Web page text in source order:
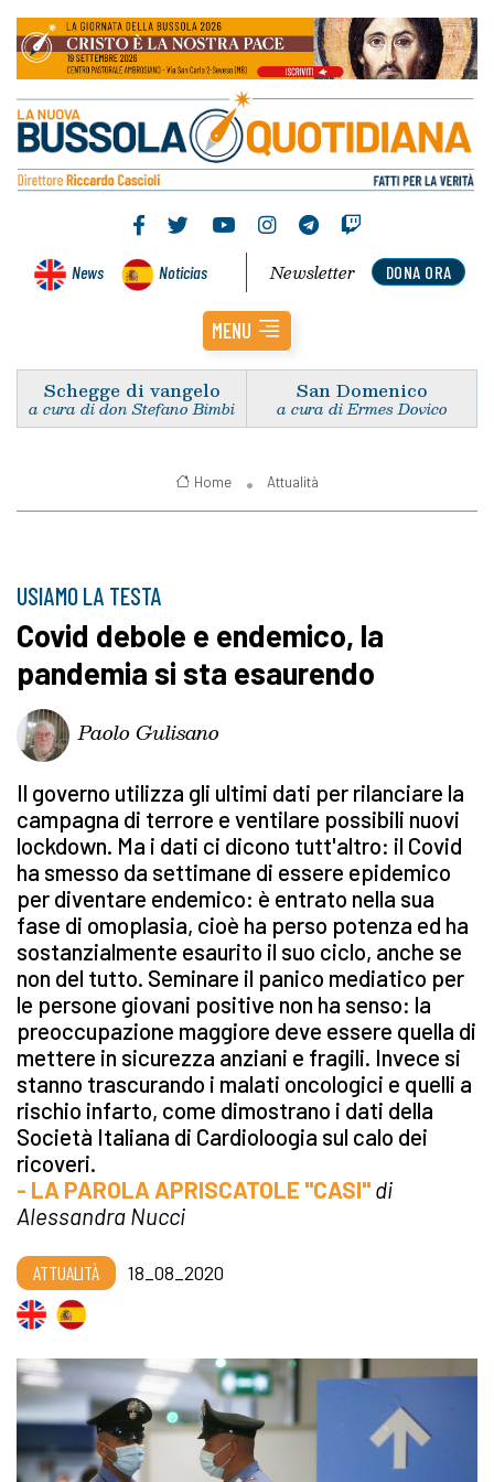
News Noticias DONA ORA
Newsletter
MENU
Schegge di vangelo
a cura di don Stefano Bimbi
San Domenico
a cura di Ermes Dovico
Home Attualità
USIAMO LA TESTA
Covid debole e endemico, la
pandemia si sta esaurendo
Paolo Gulisano
Il governo utilizza gli ultimi dati per rilanciare la
campagna di terrore e ventilare possibili nuovi
lockdown. Ma i dati ci dicono tutt'altro: il Covid
ha smesso da settimane di essere epidemico
per diventare endemico: è entrato nella sua
fase di omoplasia, cioè ha perso potenza ed ha
sostanzialmente esaurito il suo ciclo, anche se
non del tutto. Seminare il panico mediatico per
le persone giovani positive non ha senso: la
preoccupazione maggiore deve essere quella di
mettere in sicurezza anziani e fragili. Invece si
stanno trascurando i malati oncologici e quelli a
rischio infarto, come dimostrano i dati della
Società Italiana di Cardioloogia sul calo dei
ricoveri.
- LA PAROLA APRISCATOLE "CASI" di
Alessandra Nucci
ATTUALITÀ 18_08_2020